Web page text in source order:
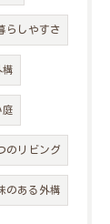
らしやすさ
構
庭
のリビング
のある外構